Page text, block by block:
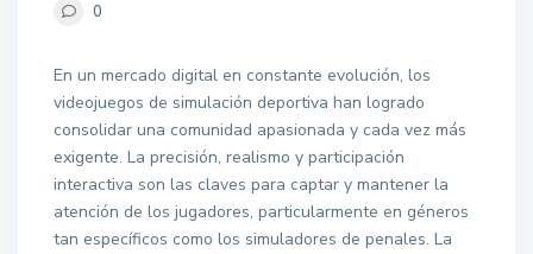
0
En un mercado digital en constante evolución, los
videojuegos de simulación deportiva han logrado
consolidar una comunidad apasionada y cada vez más
exigente. La precisión, realismo y participación
interactiva son las claves para captar y mantener la
atención de los jugadores, particularmente en géneros
tan específicos como los simuladores de penales. La